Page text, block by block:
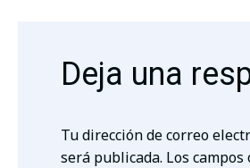
Deja una
Tu dirección de correo
será publicada. Los